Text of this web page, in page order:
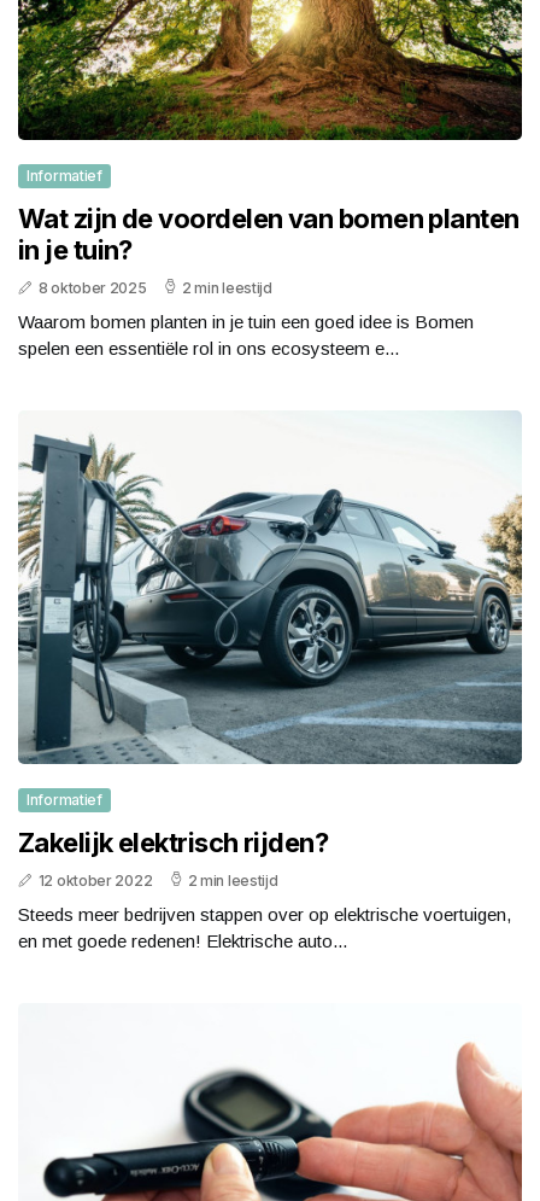
Informatief
Wat zijn de voordelen van bomen planten
in je tuin?
8 oktober 2025 2 min leestijd
Waarom bomen planten in je tuin een goed idee is Bomen
spelen een essentiële rol in ons ecosysteem e...
Informatief
Zakelijk elektrisch rijden?
12 oktober 2022 2 min leestijd
Steeds meer bedrijven stappen over op elektrische voertuigen,
en met goede redenen! Elektrische auto...